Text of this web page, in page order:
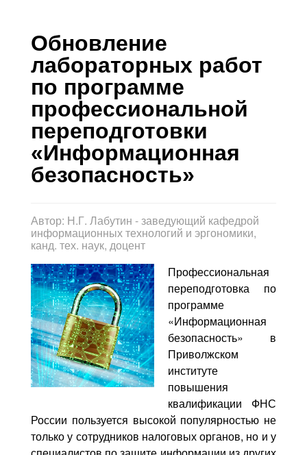
Блог
Обновление
лабораторных работ
по программе
профессиональной
переподготовки
«Информационная
безопасность»
Автор: Н.Г. Лабутин - заведующий кафедрой
информационных технологий и эргономики,
канд. тех. наук, доцент
Профессиональная
переподготовка по
программе
«Информационная
безопасность» в
Приволжском
институте
повышения
квалификации ФНС
России пользуется высокой популярностью не
только у сотрудников налоговых органов, но и у